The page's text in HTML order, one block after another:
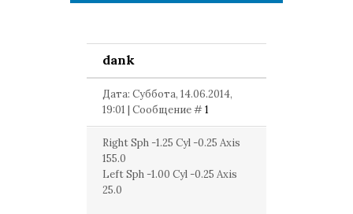
dank
Дата: Суббота, 14.06.2014,
19:01 | Сообщение #1
Right Sph -1.25 Cyl -0.25 Axis
155.0
Left Sph -1.00 Cyl -0.25 Axis
25.0